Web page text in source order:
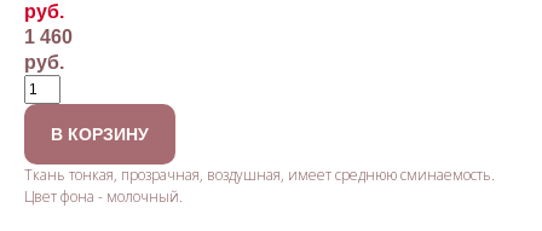
руб.
1 460
руб.
В КОРЗИНУ
Ткань тонкая, прозрачная, воздушная, имеет среднюю сминаемость.
Цвет фона - молочный.